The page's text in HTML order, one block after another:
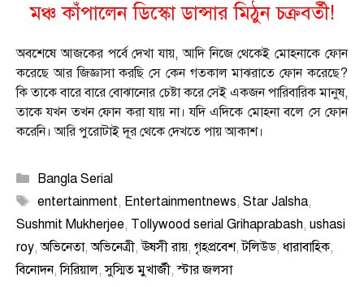
মঞ্চ কাঁপালেন ডিস্কো ডান্সার মিঠুন চক্রবর্তী!
অবশেষে আজকের পর্বে দেখা যায়, আদি নিজে থেকেই মোহনাকে ফোন
করেছে আর জিজ্ঞাসা করছি সে কেন গতকাল মাঝরাতে ফোন করেছে?
কি তাকে বারে বারে বোঝানোর চেষ্টা করে সেই একজন পারিবারিক মানুষ,
তাকে যখন তখন ফোন করা যায় না। যদি এদিকে মোহনা বলে সে ফোন
করেনি। আরি পুরোটাই দূর থেকে দেখতে পায় আকাশ।
Categories
Bangla Serial
Tags
entertainment, Entertainmentnews, Star Jalsha,
Sushmit Mukherjee, Tollywood serial Grihaprabash, ushasi
roy,অভিনেতা,অভিনেত্রী,ঊষসী রায়, গৃহপ্রবেশ,টলিউড, ধারাবাহিক,
বিনোদন,সিরিয়াল,সুস্মিত মুখার্জী,স্টার জলসা